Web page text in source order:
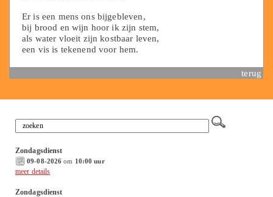
Er is een mens ons bijgebleven,
bij brood en wijn hoor ik zijn stem,
als water vloeit zijn kostbaar leven,
een vis is tekenend voor hem.
terug
Zondagsdienst
09-08-2026 om 10:00 uur
meer details
Zondagsdienst